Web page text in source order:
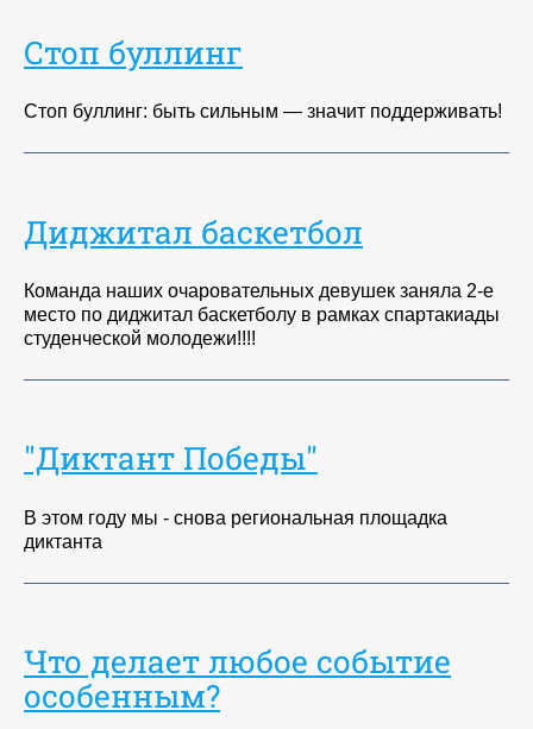
Стоп буллинг
Стоп буллинг: быть сильным — значит поддерживать!
Диджитал баскетбол
Команда наших очаровательных девушек заняла 2-е
место по диджитал баскетболу в рамках спартакиады
студенческой молодежи!!!!
"Диктант Победы"
В этом году мы - снова региональная площадка
диктанта
Что делает любое событие
особенным?